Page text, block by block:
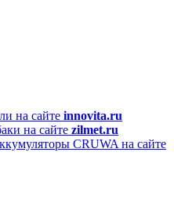
на сайте innovita.ru
на сайте zilmet.ru
CRUWA на сайте